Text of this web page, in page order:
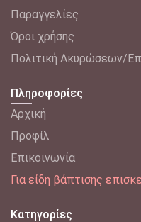
Παραγγελίες
Όροι χρήσης
Πολιτική Ακυρώσεων/
Πληροφορίες
Αρχική
Προφίλ
Επικοινωνία
Για είδη βάπτισης
Κατηγορίες